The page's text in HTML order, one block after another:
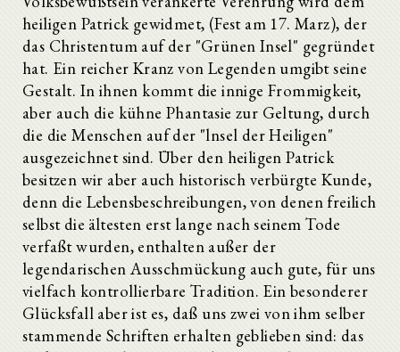
heiligen Patrick gewidmet, (Fest am 17. Marz), der
das Christentum auf der "Grünen Insel" gegründet
hat. Ein reicher Kranz von Legenden umgibt seine
Gestalt. In ihnen kommt die innige Frommigkeit,
aber auch die kühne Phantasie zur Geltung, durch
die die Menschen auf der "lnsel der Heiligen"
ausgezeichnet sind. Über den heiligen Patrick
besitzen wir aber auch historisch verbürgte Kunde,
denn die Lebensbeschreibungen, von denen freilich
selbst die ältesten erst lange nach seinem Tode
verfaßt wurden, enthalten außer der
legendarischen Ausschmückung auch gute, für uns
vielfach kontrollierbare Tradition. Ein besonderer
Glücksfall aber ist es, daß uns zwei von ihm selber
stammende Schriften erhalten geblieben sind: das